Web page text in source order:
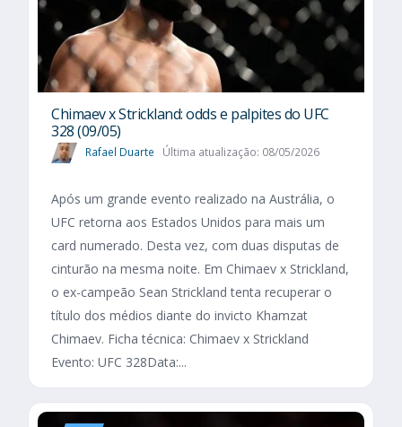
Chimaev x Strickland: odds e palpites do UFC
328 (09/05)
Rafael Duarte Última atualização: 08/05/2026
Após um grande evento realizado na Austrália, o
UFC retorna aos Estados Unidos para mais um
card numerado. Desta vez, com duas disputas de
cinturão na mesma noite. Em Chimaev x Strickland,
o ex-campeão Sean Strickland tenta recuperar o
título dos médios diante do invicto Khamzat
Chimaev. Ficha técnica: Chimaev x Strickland
Evento: UFC 328Data:...